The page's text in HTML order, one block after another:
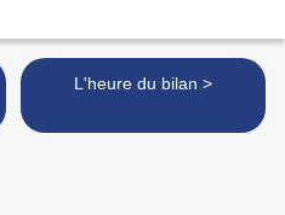
L'heure du bilan >